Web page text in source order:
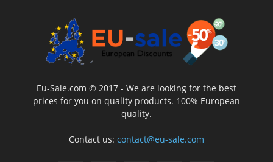
Eu-Sale.com © 2017 - We are looking for the best
prices for you on quality products. 100% European
quality.
Contact us: contact@eu-sale.com